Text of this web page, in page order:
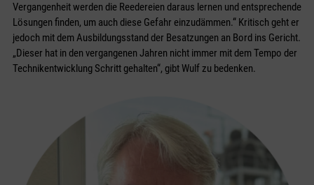
Vergangenheit werden die Reedereien daraus lernen und entsprechende
Lösungen finden, um auch diese Gefahr einzudämmen.“ Kritisch geht er
jedoch mit dem Ausbildungsstand der Besatzungen an Bord ins Gericht.
„Dieser hat in den vergangenen Jahren nicht immer mit dem Tempo der
Technikentwicklung Schritt gehalten“, gibt Wulf zu bedenken.